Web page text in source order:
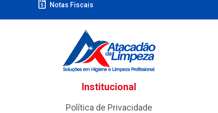
Notas Fiscais
Institucional
Política de Privacidade